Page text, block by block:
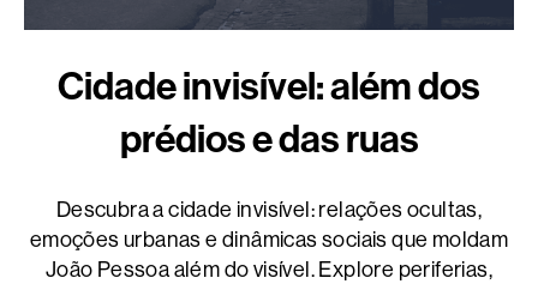
Cidade invisível: além dos
prédios e das ruas
Descubra a cidade invisível: relações ocultas,
emoções urbanas e dinâmicas sociais que moldam
João Pessoa além do visível. Explore periferias,